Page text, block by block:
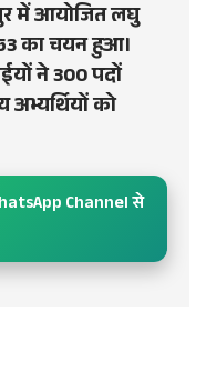
में आयोजित लघु
का चयन हुआ।
ने 300 पदों
अभ्यर्थियों को
Channel से